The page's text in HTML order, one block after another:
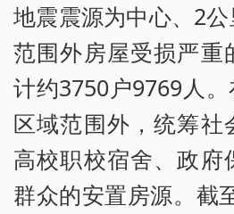
地震震源为中心、2
范围外房屋受损严重
计约3750户9769人
区域范围外，统筹社
高校职校宿舍、政府
群众的安置房源。截